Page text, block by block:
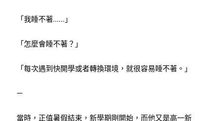
「我睡不著…… 」
「怎麼會睡不著？」
「每次遇到快開學或者轉換環境，就很容易睡不著。」
—
當時，正值暑假結束，新學期剛開始，而他又是高一新